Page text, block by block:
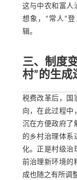
这与中农和富人
想象，“常人”
辑。
三、制度
村”的生成
税费改革后，国
向，在此过程中
沉在方便政府了
的乡村治理体系
化。正是村级治
前治理新环境的
成也随之有所调